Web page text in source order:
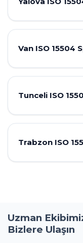
Van ISO 15504
Tunceli ISO
Trabzon ISO
Uzman
Bizlere Ulaşın